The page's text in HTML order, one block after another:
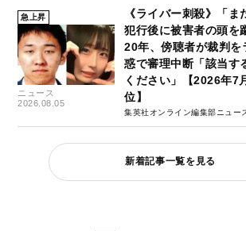
急上昇
ニュース
2026.08.05
《ライバー刺殺》「
犯行後に被害者の頭を
20年、傍聴者が裁判を
惑で審理中断「該当す
ください」【2026年7
位】
集英社オンライン編集部ニュー
新着記事一覧を見る